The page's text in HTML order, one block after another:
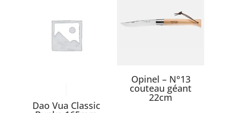
Dao Vua Classic
Opinel – N°13
couteau géant
22cm